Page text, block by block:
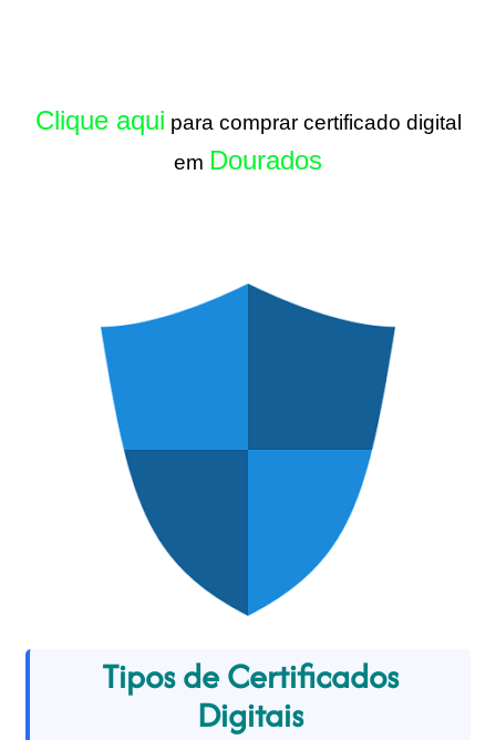
Clique aqui para comprar certificado digital
em Dourados
Tipos de Certificados
Digitais